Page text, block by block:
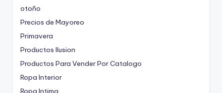
otoño
Precios de Mayoreo
Primavera
Productos Ilusion
Productos Para Vender Por Catalogo
Ropa Interior
Ropa Intima